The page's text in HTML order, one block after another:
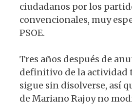
ciudadanos por los
convencionales, muy
PSOE.
Tres años después de
definitivo de la actividad
sigue sin disolverse, así
de Mariano Rajoy no